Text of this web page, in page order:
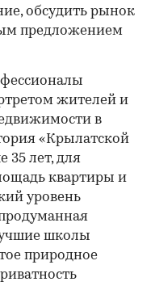
обсудить рынок
предложением
жителей и
в
«Крылатской
35 лет, для
квартиры и
уровень
школы
природное